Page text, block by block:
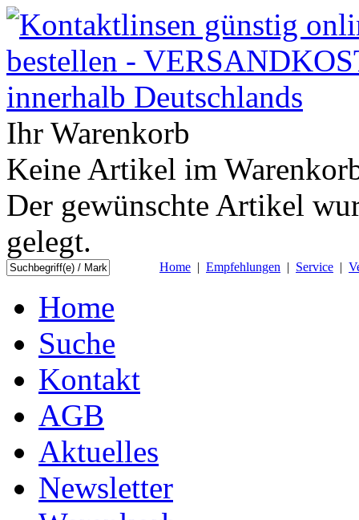
Ihr Warenkorb
Keine Artikel im
Der gewünschte Artikel
gelegt.
Home | Empfehlungen | Service |
Home
Suche
Kontakt
AGB
Aktuelles
Newsletter